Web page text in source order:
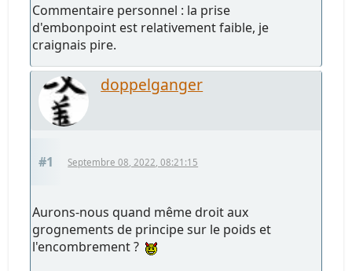
Commentaire personnel : la prise
d'embonpoint est relativement faible, je
craignais pire.
doppelganger
#1 Septembre 08, 2022, 08:21:15
Aurons-nous quand même droit aux
grognements de principe sur le poids et
l'encombrement ?